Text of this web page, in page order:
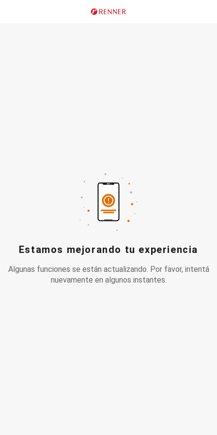
Estamos mejorando tu experiencia
Algunas funciones se están actualizando. Por favor, intentá
nuevamente en algunos instantes.